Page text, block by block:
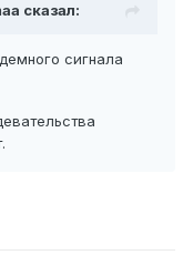
сказал:
сигнала